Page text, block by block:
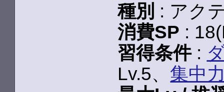
種別 : アク
消費SP :
習得条件:
Lv.5、 集中